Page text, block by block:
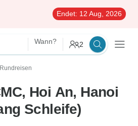
Endet: 12 Aug, 2026
Wann? 2
Hoi An, Hanoi
Schleife)